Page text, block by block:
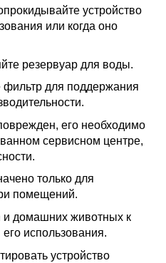
устройство
или когда оно
резервуар для воды.
фильтр для поддержания
его необходимо
сервисном центре,
только для
помещений.
и домашних животных к
использования.
устройство